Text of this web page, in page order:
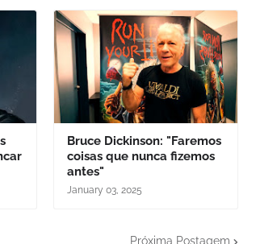
Bruce Dickinson: "Faremos
coisas que nunca fizemos
antes"
January 03, 2025
Próxima Postagem